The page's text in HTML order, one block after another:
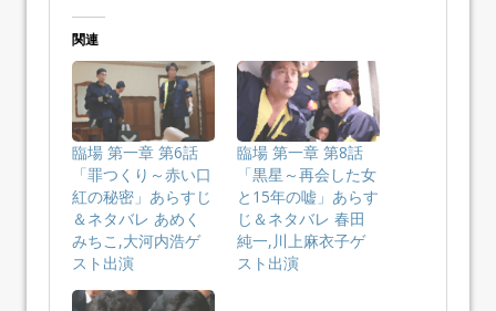
関連
臨場 第一章 第6話
「罪つくり～赤い口
紅の秘密」あらすじ
＆ネタバレ あめく
みちこ,大河内浩ゲ
スト出演
臨場 第一章 第8話
「黒星～再会した女
と15年の嘘」あらす
じ＆ネタバレ 春田
純一,川上麻衣子ゲ
スト出演